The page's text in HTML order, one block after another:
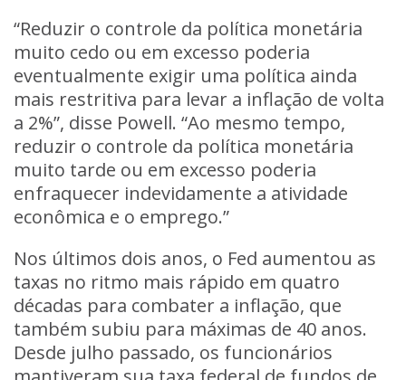
“Reduzir o controle da política monetária
muito cedo ou em excesso poderia
eventualmente exigir uma política ainda
mais restritiva para levar a inflação de volta
a 2%”, disse Powell. “Ao mesmo tempo,
reduzir o controle da política monetária
muito tarde ou em excesso poderia
enfraquecer indevidamente a atividade
econômica e o emprego.”
Nos últimos dois anos, o Fed aumentou as
taxas no ritmo mais rápido em quatro
décadas para combater a inflação, que
também subiu para máximas de 40 anos.
Desde julho passado, os funcionários